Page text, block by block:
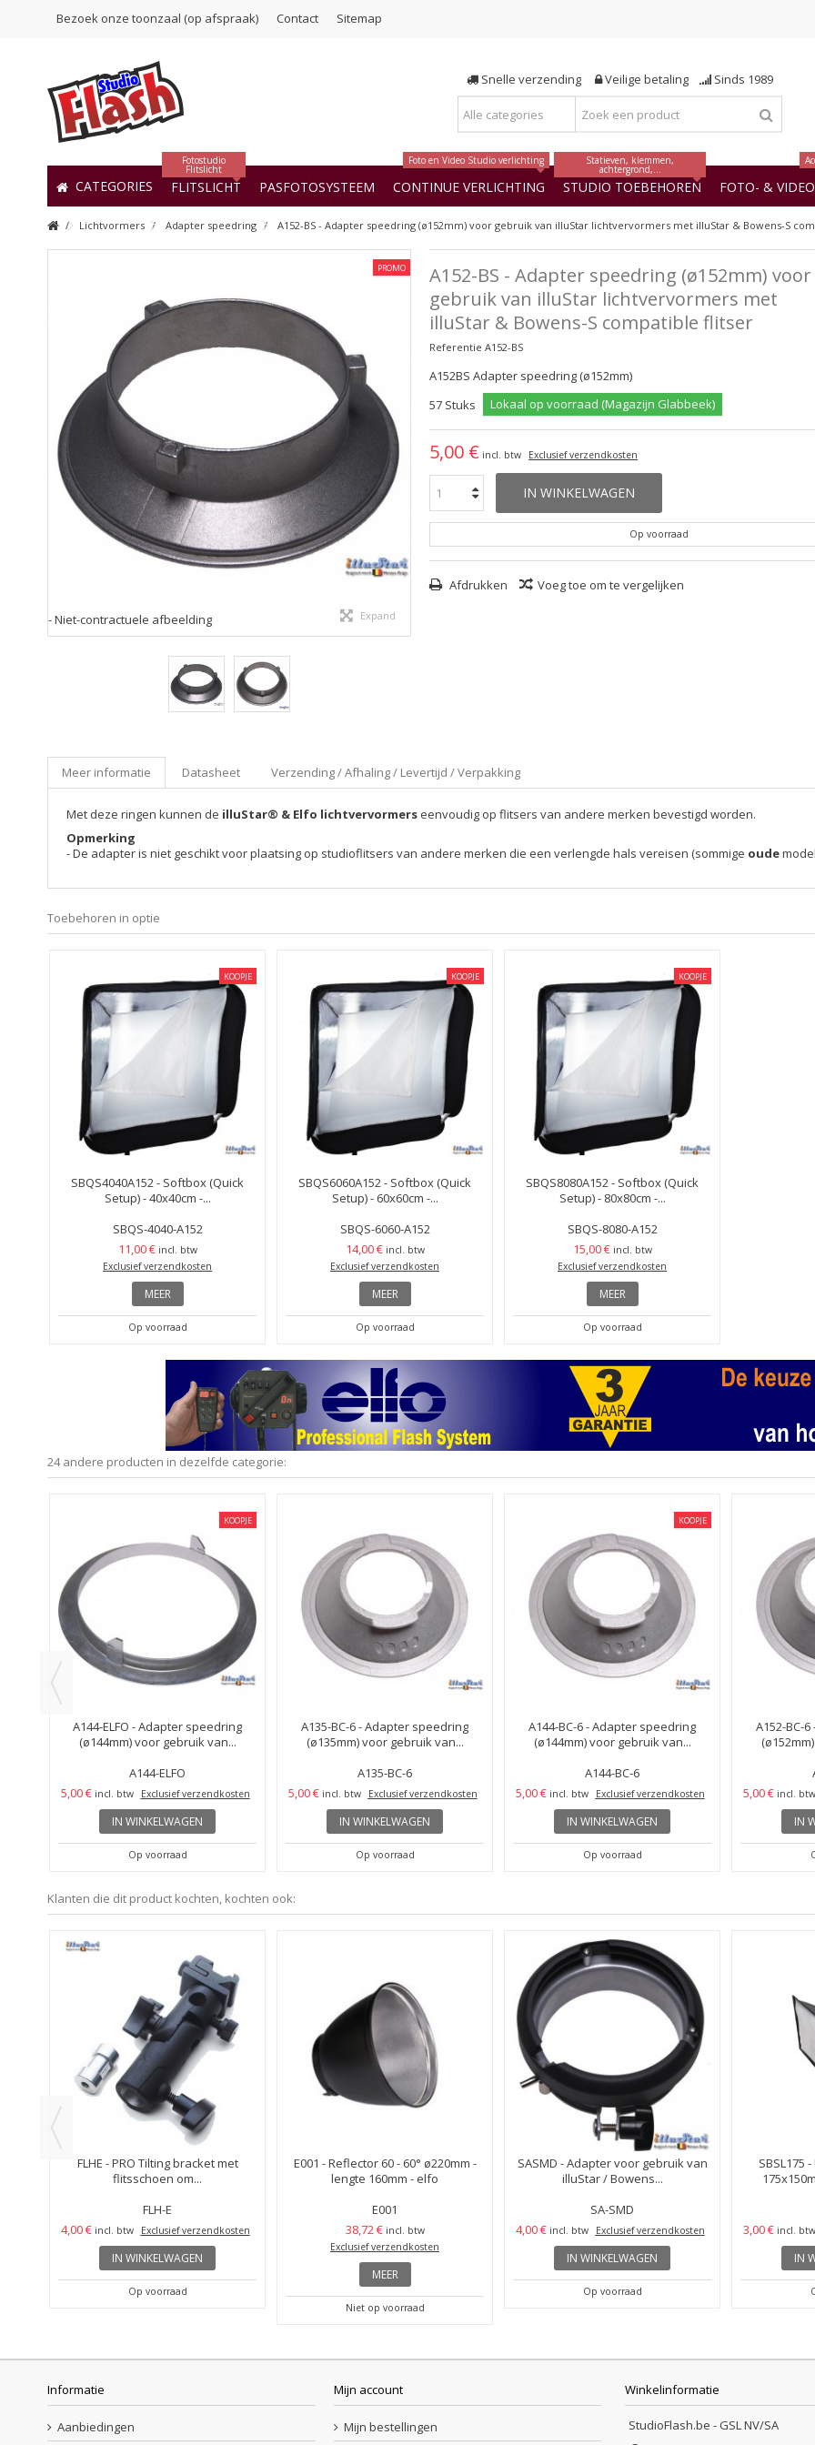
Bezoek onze toonzaal (op afspraak) Contact Sitemap
Snelle verzending Veilige betaling Sinds 1989
CATEGORIES FLITSLICHT
Fotostudio
Flitslicht
PASFOTOSYSTEEM CONTINUE VERLICHTING
Foto en Video Studio verlichting
STUDIO TOEBEHOREN
Statieven, klemmen,
achtergrond,...
FOTO- &
Lichtvormers Adapter speedring A152-BS - Adapter speedring (ø152mm) voor gebruik van illuStar lichtvervormers met illuStar & Bowens-S
PROMO
Expand
- Niet-contractuele afbeelding
A152-BS - Adapter speedring (ø152mm) voor
gebruik van illuStar lichtvervormers met
illuStar & Bowens-S compatible flitser
Referentie A152-BS
A152BS Adapter speedring (ø152mm)
57 Stuks Lokaal op voorraad (Magazijn Glabbeek)
5,00 € incl. btw Exclusief verzendkosten
IN WINKELWAGEN
Op voorraad
Afdrukken Voeg toe om te vergelijken
Meer informatie Datasheet Verzending / Afhaling / Levertijd / Verpakking
Met deze ringen kunnen de illuStar® & Elfo lichtvervormers eenvoudig op flitsers van andere merken bevestigd worden.
Opmerking
- De adapter is niet geschikt voor plaatsing op studioflitsers van andere merken die een verlengde hals vereisen (sommige oude
Toebehoren in optie
KOOPJE
SBQS4040A152 - Softbox (Quick
Setup) - 40x40cm -...
SBQS-4040-A152
11,00 € incl. btw
Exclusief verzendkosten
MEER
Op voorraad
KOOPJE
SBQS6060A152 - Softbox (Quick
Setup) - 60x60cm -...
SBQS-6060-A152
14,00 € incl. btw
Exclusief verzendkosten
MEER
Op voorraad
KOOPJE
SBQS8080A152 - Softbox (Quick
Setup) - 80x80cm -...
SBQS-8080-A152
15,00 € incl. btw
Exclusief verzendkosten
MEER
Op voorraad
24 andere producten in dezelfde categorie:
KOOPJE
A144-ELFO - Adapter speedring
(ø144mm) voor gebruik van...
A144-ELFO
5,00 € incl. btw Exclusief verzendkosten
IN WINKELWAGEN
Op voorraad
A135-BC-6 - Adapter speedring
(ø135mm) voor gebruik van...
A135-BC-6
5,00 € incl. btw Exclusief verzendkosten
IN WINKELWAGEN
Op voorraad
KOOPJE
A144-BC-6 - Adapter speedring
(ø144mm) voor gebruik van...
A144-BC-6
5,00 € incl. btw Exclusief verzendkosten
IN WINKELWAGEN
Op voorraad
A152-BC-
5,00 € incl. btw
IN
Klanten die dit product kochten, kochten ook:
FLHE - PRO Tilting bracket met
flitsschoen om...
FLH-E
4,00 € incl. btw Exclusief verzendkosten
IN WINKELWAGEN
Op voorraad
E001 - Reflector 60 - 60° ø220mm -
lengte 160mm - elfo
E001
38,72 € incl. btw
Exclusief verzendkosten
MEER
Niet op voorraad
SASMD - Adapter voor gebruik van
illuStar / Bowens...
SA-SMD
4,00 € incl. btw Exclusief verzendkosten
IN WINKELWAGEN
Op voorraad
SBSL175
3,00 € incl. btw
IN
Informatie
Aanbiedingen
Mijn account
Mijn bestellingen
Winkelinformatie
StudioFlash.be - GSL NV/SA